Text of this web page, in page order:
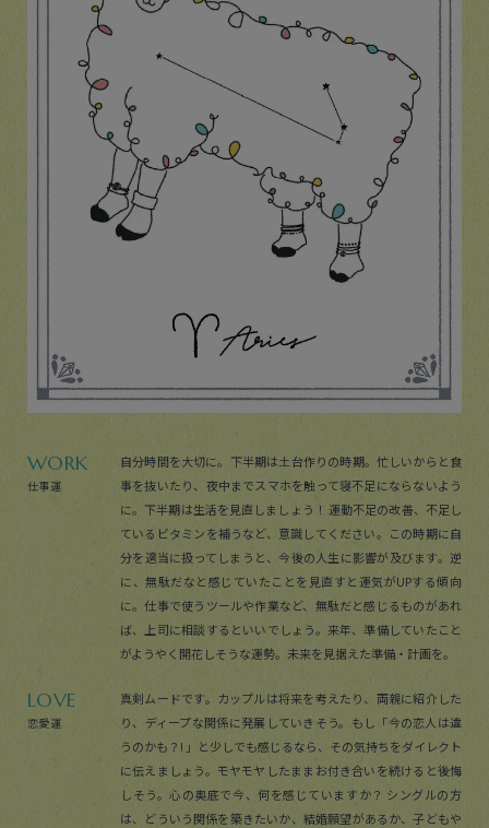
WORK
仕事運
自分時間を大切に。下半期は土台作りの時期。忙しいからと食
事を抜いたり、夜中までスマホを触って寝不足にならないよう
に。下半期は生活を見直しましょう！ 運動不足の改善、不足し
ているビタミンを補うなど、意識してください。この時期に自
分を適当に扱ってしまうと、今後の人生に影響が及びます。逆
に、無駄だなと感じていたことを見直すと運気がUPする傾向
に。仕事で使うツールや作業など、無駄だと感じるものがあれ
ば、上司に相談するといいでしょう。来年、準備していたこと
がようやく開花しそうな運勢。未来を見据えた準備・計画を。
LOVE
恋愛運
真剣ムードです。カップルは将来を考えたり、両親に紹介した
り、ディープな関係に発展していきそう。もし「今の恋人は違
うのかも？! 」と少しでも感じるなら、その気持ちをダイレクト
に伝えましょう。モヤモヤしたままお付き合いを続けると後悔
しそう。心の奥底で今、何を感じていますか？ シングルの方
は、どういう関係を築きたいか、結婚願望があるか、子どもや